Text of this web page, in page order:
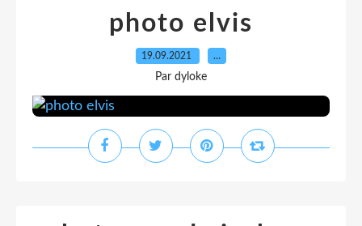
photo elvis
19.09.2021 …
Par dyloke